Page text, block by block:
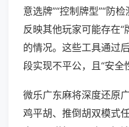
意选牌”“控制牌型”“防
反映其他玩家可能存在“
的情况。这些工具通过
段实现不平公，且“安全
微乐广东麻将深度还原
鸡平胡、推倒胡双模式